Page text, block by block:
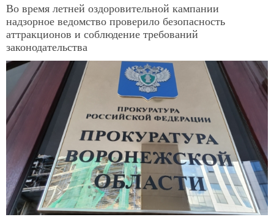
Во время летней оздоровительной кампании
надзорное ведомство проверило безопасность
аттракционов и соблюдение требований
законодательства